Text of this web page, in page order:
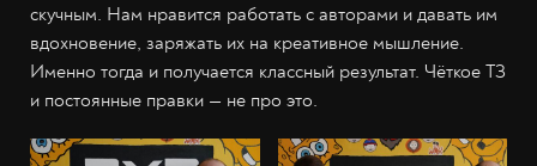
скучным. Нам нравится работать с авторами и давать им
вдохновение, заряжать их на креативное мышление.
Именно тогда и получается классный результат. Чёткое ТЗ
и постоянные правки — не про это.